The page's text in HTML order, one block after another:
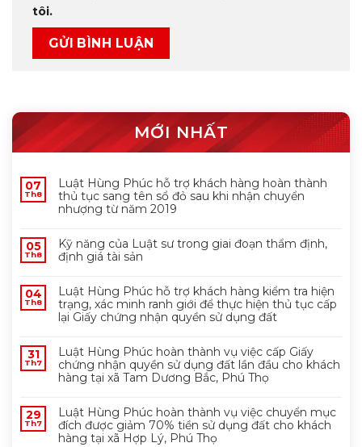
tôi.
MỚI NHẤT
07
Th8
Luật Hùng Phúc hỗ trợ khách hàng hoàn thành
thủ tục sang tên sổ đỏ sau khi nhận chuyển
nhượng từ năm 2019
05
Th8
Kỹ năng của Luật sư trong giai đoạn thẩm định,
định giá tài sản
04
Th8
Luật Hùng Phúc hỗ trợ khách hàng kiểm tra hiện
trạng, xác minh ranh giới để thực hiện thủ tục cấp
lại Giấy chứng nhận quyền sử dụng đất
31
Th7
Luật Hùng Phúc hoàn thành vụ việc cấp Giấy
chứng nhận quyền sử dụng đất lần đầu cho khách
hàng tại xã Tam Dương Bắc, Phú Thọ
29
Th7
Luật Hùng Phúc hoàn thành vụ việc chuyển mục
đích được giảm 70% tiền sử dụng đất cho khách
hàng tại xã Hợp Lý, Phú Thọ